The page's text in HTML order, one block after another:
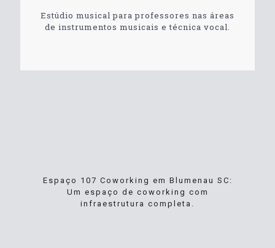
Estúdio musical para professores nas áreas
de instrumentos musicais e técnica vocal.
Espaço 107 Coworking em Blumenau SC:
Um espaço de coworking com
infraestrutura completa.